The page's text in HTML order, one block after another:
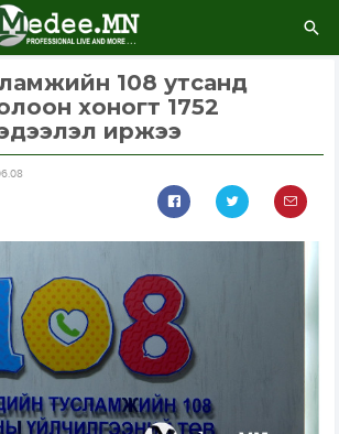
108 утсанд
хоногт 1752
иржээ